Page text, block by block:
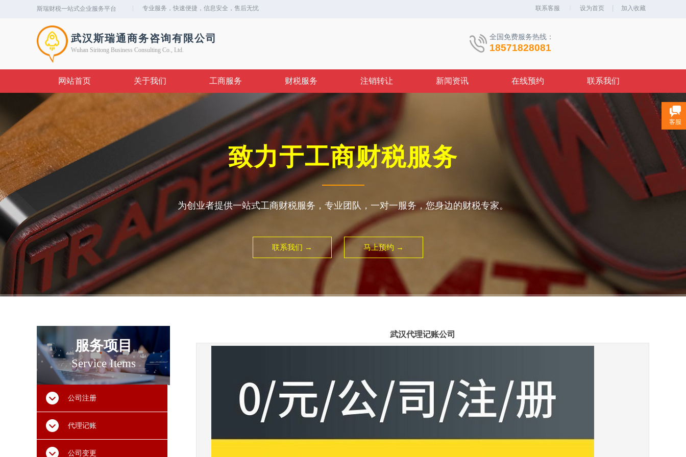
斯瑞财税一站式企业服务平台 专业服务，快速便捷，信息安全，售后无忧 设为首页 加入收藏
联系客服
Wuhan Siritong Business Consulting Co., Ltd.
武汉斯瑞通商务咨询有限公司
18571828081
全国免费服务热线：
网站首页 关于我们 工商服务 财税服务 注销转让 新闻资讯 在线预约 联系我们
致力于工商财税服务
为创业者提供一站式工商财税服务，专业团队，一对一服务，您身边的财税专家。
联系我们 → 马上预约 →
武汉代理记账公司
服务项目
Service Items
公司注册
代理记账
公司变更
客服